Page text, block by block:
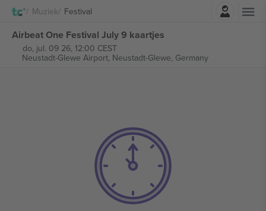
Muziek Festival
Airbeat One Festival July 9 kaartjes
do, jul. 09 26, 12:00 CEST
Neustadt-Glewe Airport, Neustadt-Glewe, Germany